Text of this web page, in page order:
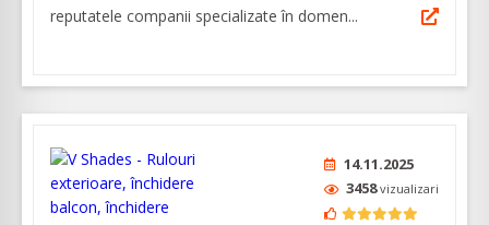
reputatele companii specializate în domen...
14.11.2025
3458vizualizari